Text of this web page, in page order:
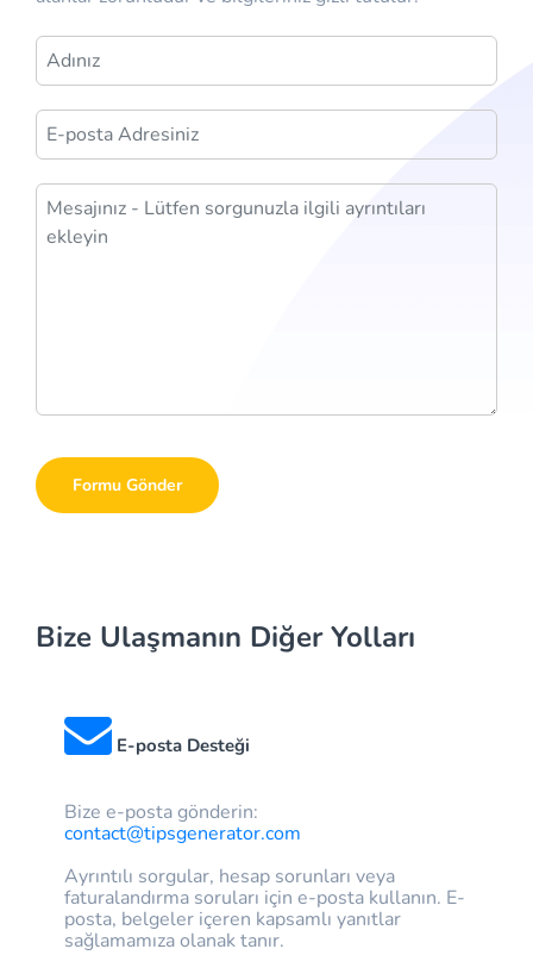
Bize Ulaşmanın Diğer Yolları
E-posta Desteği
Bize e-posta gönderin:
contact@tipsgenerator.com
Ayrıntılı sorgular, hesap sorunları veya
faturalandırma soruları için e-posta kullanın. E-
posta, belgeler içeren kapsamlı yanıtlar
sağlamamıza olanak tanır.